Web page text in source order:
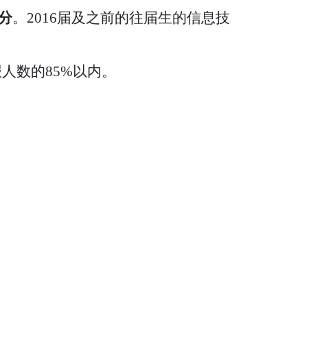
。2016届及之前的往届生的信息技
数的85%以内。